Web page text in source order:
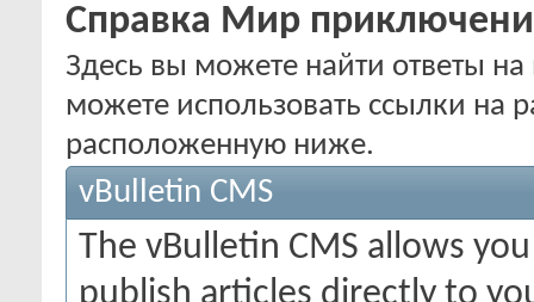
Справка Мир
Здесь вы можете найти ответы
можете использовать ссылки на
расположенную ниже.
vBulletin CMS
The vBulletin CMS allows